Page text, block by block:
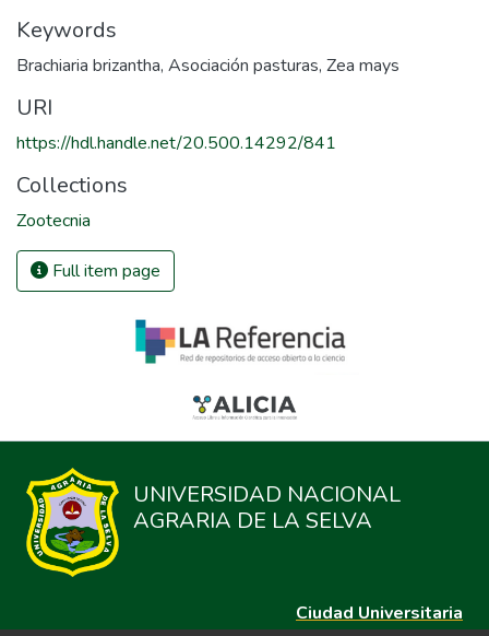
Keywords
Brachiaria brizantha, Asociación pasturas, Zea mays
URI
https://hdl.handle.net/20.500.14292/841
Collections
Zootecnia
Full item page
UNIVERSIDAD NACIONAL
AGRARIA DE LA SELVA
Ciudad Universitaria